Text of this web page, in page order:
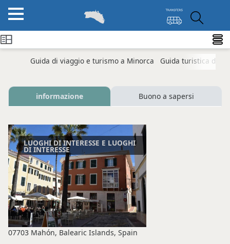
Guida di viaggio e turismo a Minorca Guida turistica di
informazione Buono a sapersi
LUOGHI DI INTERESSE E LUOGHI
DI INTERESSE
07703 Mahón, Balearic Islands, Spain